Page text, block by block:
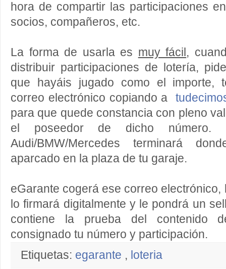
hora de compartir las participaciones
socios, compañeros, etc.
La forma de usarla es muy fácil ,
distribuir participaciones de lotería,
que hayáis jugado como el importe,
correo electrónico copiando a
para que quede constancia con pleno
el poseedor de dicho
Audi/BMW/Mercedes terminará
aparcado en la plaza de tu garaje.
eGarante cogerá ese correo electrónico,
lo firmará digitalmente y le pondrá un
contiene la prueba del contenido
consignado tu número y participación.
Etiquetas: egarante , loteria